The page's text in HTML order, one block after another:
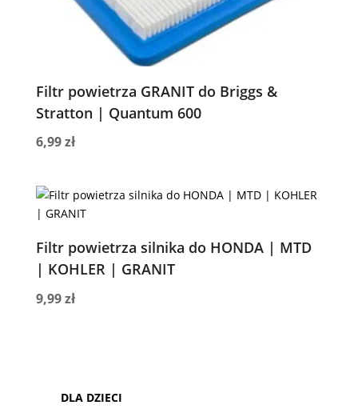
Filtr powietrza GRANIT do Briggs &
Stratton | Quantum 600
6,99zł
Filtr powietrza silnika do HONDA | MTD
| KOHLER | GRANIT
9,99zł
DLA DZIECI